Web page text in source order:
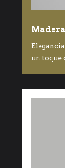
un toque